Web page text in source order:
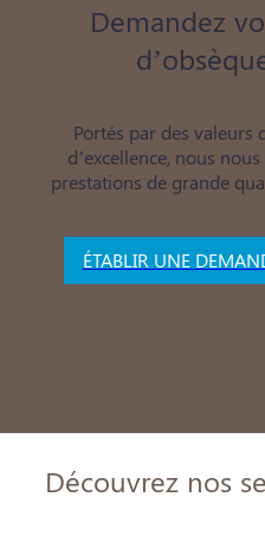
Demandez
Portés par des valeurs
d’excellence, nous
prestations de grande
ÉTABLIR UNE
Découvrez nos